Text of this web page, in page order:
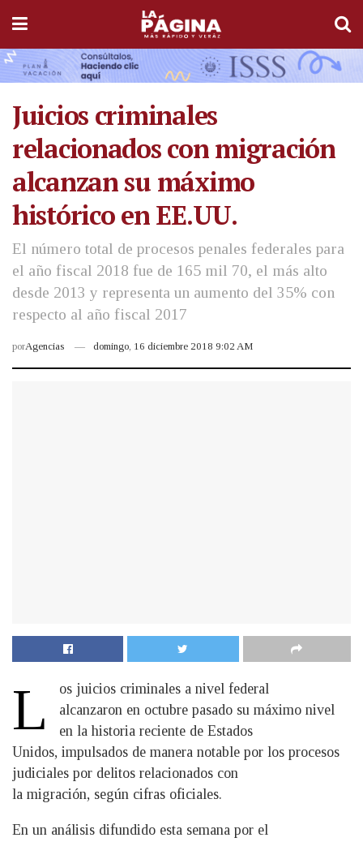
Juicios criminales
relacionados con migración
alcanzan su máximo
histórico en EE.UU.
El número total de procesos penales federales para
el año fiscal 2018 fue de 165 mil 70, el más alto
desde 2013 y representa un aumento del 35% con
respecto al año fiscal 2017
porAgencias domingo, 16 diciembre 2018 9:02 AM
L
os juicios criminales a nivel federal
alcanzaron en octubre pasado su máximo nivel
en la historia reciente de Estados
Unidos, impulsados de manera notable por los procesos
judiciales por delitos relacionados con
la migración, según cifras oficiales.
En un análisis difundido esta semana por el